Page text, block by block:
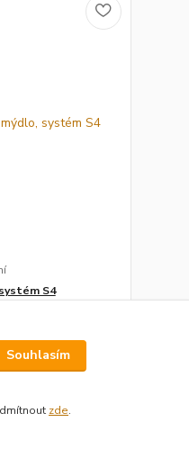
S4
košíku
Souhlasím
zde.